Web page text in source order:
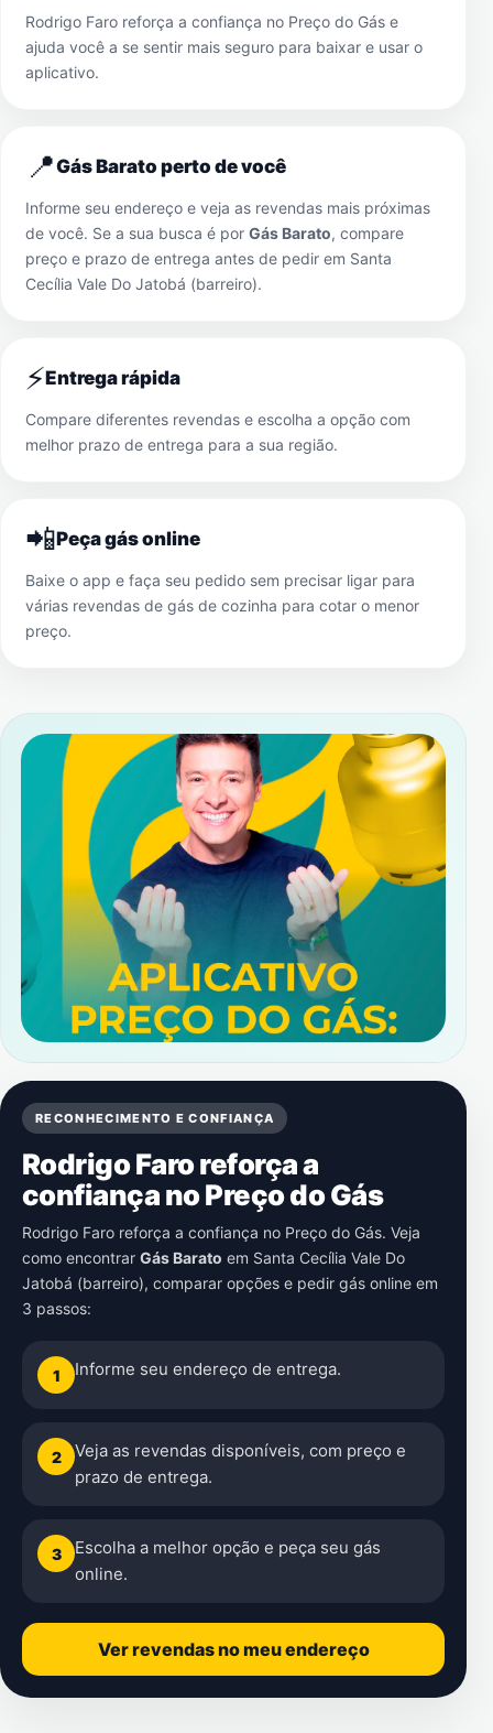
Rodrigo Faro reforça a confiança no Preço do Gás e
ajuda você a se sentir mais seguro para baixar e usar o
aplicativo.
📍Gás Barato perto de você
Informe seu endereço e veja as revendas mais próximas
de você. Se a sua busca é por Gás Barato, compare
preço e prazo de entrega antes de pedir em Santa
Cecília Vale Do Jatobá (barreiro).
⚡Entrega rápida
Compare diferentes revendas e escolha a opção com
melhor prazo de entrega para a sua região.
📲Peça gás online
Baixe o app e faça seu pedido sem precisar ligar para
várias revendas de gás de cozinha para cotar o menor
preço.
RECONHECIMENTO E CONFIANÇA
Rodrigo Faro reforça a
confiança no Preço do Gás
Rodrigo Faro reforça a confiança no Preço do Gás. Veja
como encontrar Gás Barato em Santa Cecília Vale Do
Jatobá (barreiro), comparar opções e pedir gás online em
3 passos:
1 Informe seu endereço de entrega.
2
Veja as revendas disponíveis, com preço e
prazo de entrega.
3
Escolha a melhor opção e peça seu gás
online.
Ver revendas no meu endereço